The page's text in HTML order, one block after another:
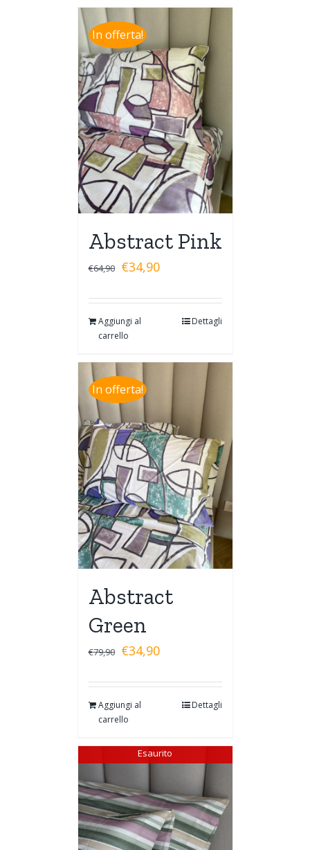
In offerta!
Abstract Pink
€64,90 €34,90
Aggiungi al
carrello
Dettagli
In offerta!
Abstract
Green
€79,90 €34,90
Aggiungi al
carrello
Dettagli
Esaurito